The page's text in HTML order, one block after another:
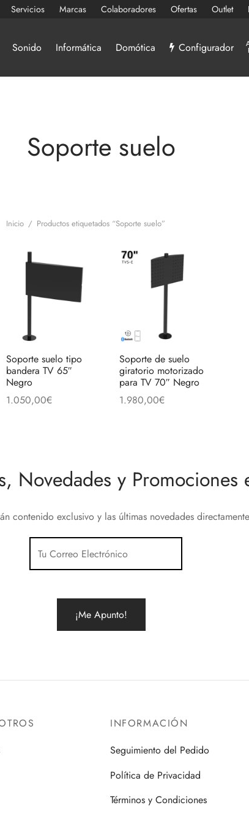
Servicios Marcas Colaboradores Ofertas Outlet
Sonido Informática Domótica Configurador
Soporte suelo
Inicio / Productos etiquetados “Soporte suelo”
Soporte suelo tipo
bandera TV 65″
Negro
1.050,00€
Soporte de suelo
giratorio motorizado
para TV 70″ Negro
1.980,00€
Novedades y Promociones
contenido exclusivo y las últimas novedades
INFORMACIÓN
Seguimiento del Pedido
Política de Privacidad
Términos y Condiciones